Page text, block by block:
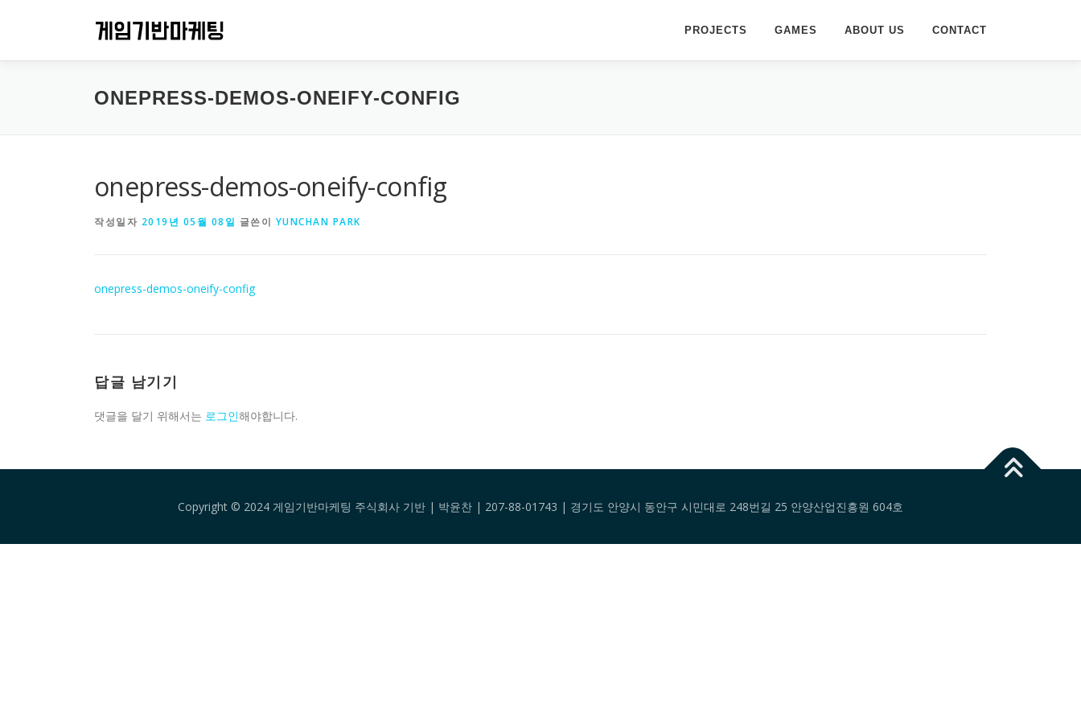
로
PROJECTS GAMES ABOUT US CONTACT
ONEPRESS-DEMOS-ONEIFY-CONFIG
onepress-demos-oneify-config
작성일자 2019년 05월 08일 글쓴이 YUNCHAN PARK
onepress-demos-oneify-config
답글 남기기
댓글을 달기 위해서는 로그인해야합니다.
Copyright © 2024 게임기반마케팅 주식회사 기반 | 박윤찬 | 207-88-01743 | 경기도 안양시 동안구 시민대로 248번길 25 안양산업진흥원 604호